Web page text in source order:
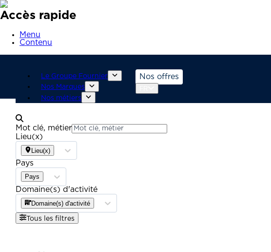
Accès rapide
Menu
Contenu
Le Groupe Fournier
Nos Marques
Nos métiers
Nos offres
Mot clé, métier
Lieu(x)
Lieu(x)
Pays
Pays
Domaine(s) d'activité
Domaine(s) d'activité
Tous les filtres